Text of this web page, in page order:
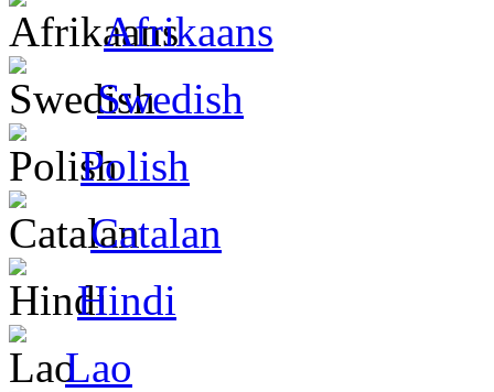
Afrikaans
Swedish
Polish
Catalan
Hindi
Lao